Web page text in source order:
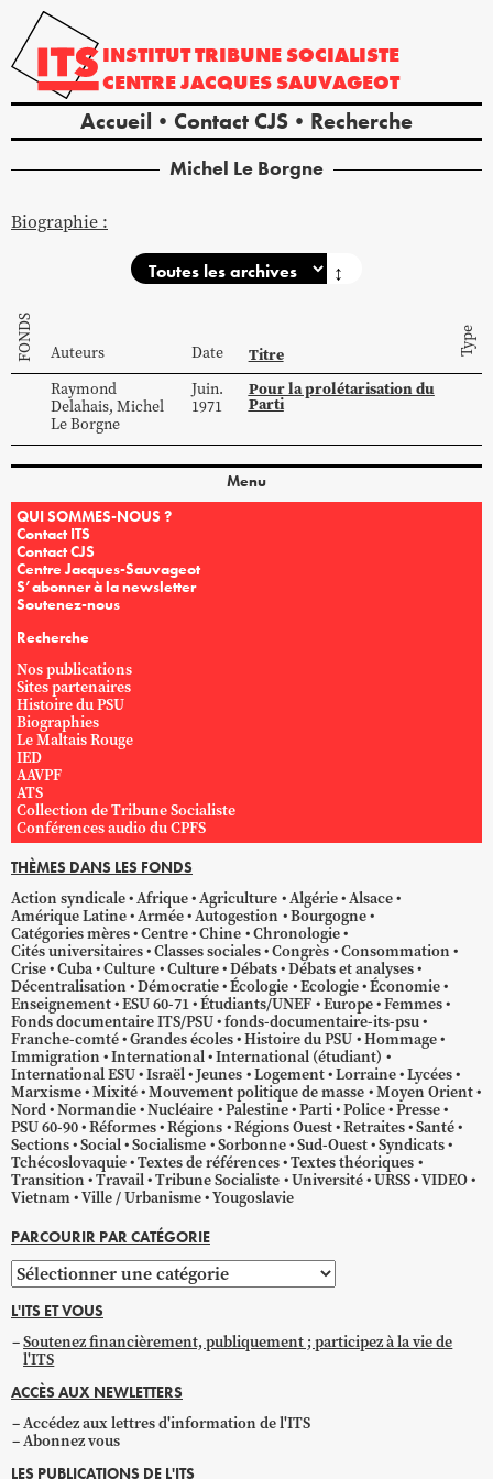
INSTITUTTRIBUNE SOCIALISTE
CENTREJACQUES SAUVAGEOT
Accueil Contact CJS Recherche
Michel Le Borgne
Biographie :
↕
FONDS Auteurs Date Titre Type
Raymond
Delahais, Michel
Le Borgne
Juin.
1971
Pour la prolétarisation du
Parti
Menu
QUI SOMMES-NOUS ?
Contact ITS
Contact CJS
Centre Jacques-Sauvageot
S’abonner à la newsletter
Soutenez-nous
Recherche
Nos publications
Sites partenaires
Histoire du PSU
Biographies
Le Maltais Rouge
IED
AAVPF
ATS
Collection de Tribune Socialiste
Conférences audio du CPFS
THÈMES DANS LES FONDS
Action syndicale Afrique Agriculture Algérie Alsace
Amérique Latine Armée Autogestion
Bourgogne
Catégories mères Centre Chine Chronologie
Cités universitaires Classes sociales Congrès Consommation
Crise Cuba Culture Culture Débats Débats et analyses
Décentralisation Démocratie Écologie Ecologie Économie
Enseignement ESU 60-71 Étudiants/UNEF Europe Femmes
Fonds documentaire ITS/PSU fonds-documentaire-its-psu
Franche-comté Grandes écoles Histoire du PSU Hommage
Immigration International International (étudiant)
International ESU Israël Jeunes Logement Lorraine Lycées
Marxisme Mixité Mouvement politique de masse Moyen Orient
Nord Normandie Nucléaire Palestine Parti Police Presse
PSU 60-90 Réformes Régions Régions Ouest Retraites Santé
Sections Social Socialisme Sorbonne Sud-Ouest Syndicats
Tchécoslovaquie Textes de références Textes théoriques
Transition Travail Tribune Socialiste Université URSS VIDEO
Vietnam Ville / Urbanisme Yougoslavie
PARCOURIR PAR CATÉGORIE
Parcourir
par
catégorie
L'ITS ET VOUS
Soutenez financièrement, publiquement ; participez à la vie de
l'ITS
ACCÈS AUX NEWLETTERS
Accédez aux lettres d'information de l'ITS
Abonnez vous
LES PUBLICATIONS DE L'ITS